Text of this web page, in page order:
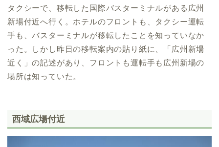
タクシーで、移転した国際バスターミナルがある広州
新場付近へ行く。ホテルのフロントも、タクシー運転
手も、バスターミナルが移転したことを知っていなか
った。しかし昨日の移転案内の貼り紙に、「広州新場
近く」の記述があり、フロントも運転手も広州新場の
場所は知っていた。
西域広場付近